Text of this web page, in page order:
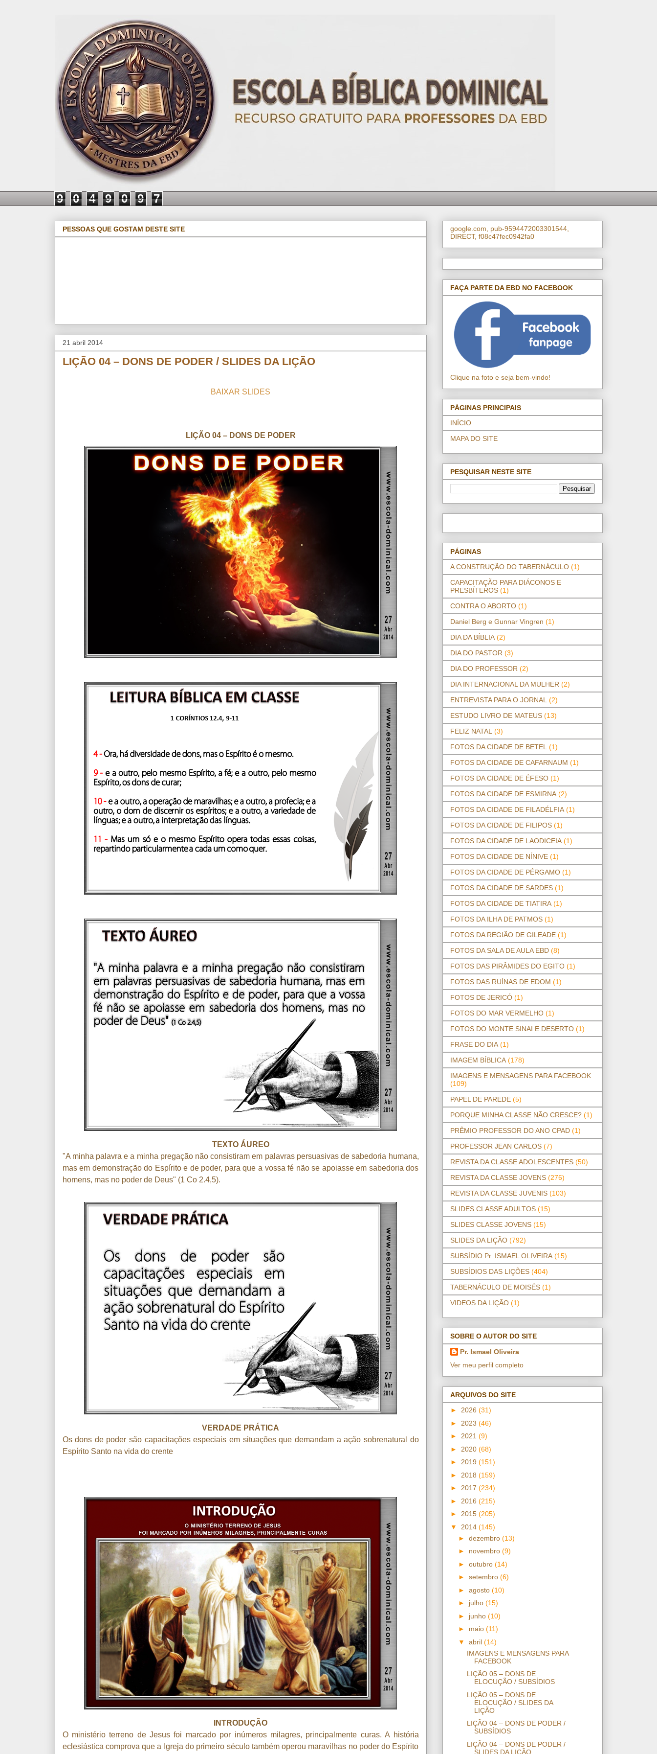
9 0 4 9 0 9 7
PESSOAS QUE GOSTAM DESTE SITE
21 abril 2014
LIÇÃO 04 – DONS DE PODER / SLIDES DA LIÇÃO
BAIXAR SLIDES
LIÇÃO 04 – DONS DE PODER
TEXTO ÁUREO
"A minha palavra e a minha pregação não consistiram em palavras persuasivas de sabedoria humana,
mas em demonstração do Espírito e de poder, para que a vossa fé não se apoiasse em sabedoria dos
homens, mas no poder de Deus" (1 Co 2.4,5).
VERDADE PRÁTICA
Os dons de poder são capacitações especiais em situações que demandam a ação sobrenatural do
Espírito Santo na vida do crente
INTRODUÇÃO
O ministério terreno de Jesus foi marcado por inúmeros milagres, principalmente curas. A história
eclesiástica comprova que a Igreja do primeiro século também operou maravilhas no poder do Espírito
google.com, pub-9594472003301544,
DIRECT, f08c47fec0942fa0
FAÇA PARTE DA EBD NO FACEBOOK
Clique na foto e seja bem-vindo!
PÁGINAS PRINCIPAIS
INÍCIO
MAPA DO SITE
PESQUISAR NESTE SITE
PÁGINAS
A CONSTRUÇÃO DO TABERNÁCULO (1)
CAPACITAÇÃO PARA DIÁCONOS E
PRESBÍTEROS (1)
CONTRA O ABORTO (1)
Daniel Berg e Gunnar Vingren (1)
DIA DA BÍBLIA (2)
DIA DO PASTOR (3)
DIA DO PROFESSOR (2)
DIA INTERNACIONAL DA MULHER (2)
ENTREVISTA PARA O JORNAL (2)
ESTUDO LIVRO DE MATEUS (13)
FELIZ NATAL (3)
FOTOS DA CIDADE DE BETEL (1)
FOTOS DA CIDADE DE CAFARNAUM (1)
FOTOS DA CIDADE DE ÉFESO (1)
FOTOS DA CIDADE DE ESMIRNA (2)
FOTOS DA CIDADE DE FILADÉLFIA (1)
FOTOS DA CIDADE DE FILIPOS (1)
FOTOS DA CIDADE DE LAODICEIA (1)
FOTOS DA CIDADE DE NÍNIVE (1)
FOTOS DA CIDADE DE PÉRGAMO (1)
FOTOS DA CIDADE DE SARDES (1)
FOTOS DA CIDADE DE TIATIRA (1)
FOTOS DA ILHA DE PATMOS (1)
FOTOS DA REGIÃO DE GILEADE (1)
FOTOS DA SALA DE AULA EBD (8)
FOTOS DAS PIRÂMIDES DO EGITO (1)
FOTOS DAS RUÍNAS DE EDOM (1)
FOTOS DE JERICÓ (1)
FOTOS DO MAR VERMELHO (1)
FOTOS DO MONTE SINAI E DESERTO (1)
FRASE DO DIA (1)
IMAGEM BÍBLICA (178)
IMAGENS E MENSAGENS PARA FACEBOOK
(109)
PAPEL DE PAREDE (5)
PORQUE MINHA CLASSE NÃO CRESCE? (1)
PRÊMIO PROFESSOR DO ANO CPAD (1)
PROFESSOR JEAN CARLOS (7)
REVISTA DA CLASSE ADOLESCENTES (50)
REVISTA DA CLASSE JOVENS (276)
REVISTA DA CLASSE JUVENIS (103)
SLIDES CLASSE ADULTOS (15)
SLIDES CLASSE JOVENS (15)
SLIDES DA LIÇÃO (792)
SUBSÍDIO Pr. ISMAEL OLIVEIRA (15)
SUBSÍDIOS DAS LIÇÕES (404)
TABERNÁCULO DE MOISÉS (1)
VIDEOS DA LIÇÃO (1)
SOBRE O AUTOR DO SITE
Pr. Ismael Oliveira
Ver meu perfil completo
ARQUIVOS DO SITE
► 2026 (31)
► 2023 (46)
► 2021 (9)
► 2020 (68)
► 2019 (151)
► 2018 (159)
► 2017 (234)
► 2016 (215)
► 2015 (205)
▼ 2014 (145)
►dezembro(13)
► novembro(9)
►outubro(14)
►setembro(6)
►agosto(10)
► julho(15)
► junho(10)
► maio(11)
▼abril(14)
IMAGENS E MENSAGENS PARA
FACEBOOK
LIÇÃO 05 – DONS DE
ELOCUÇÃO / SUBSÍDIOS
LIÇÃO 05 – DONS DE
ELOCUÇÃO / SLIDES DA
LIÇÃO
LIÇÃO 04 – DONS DE PODER /
SUBSÍDIOS
LIÇÃO 04 – DONS DE PODER /
SLIDES DA LIÇÃO